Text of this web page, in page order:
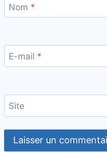
Nom *
E-mail *
Site